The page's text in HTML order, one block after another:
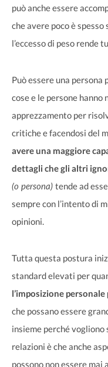
può anche essere
che avere poco è
l’eccesso di peso rende
Può essere una
cose e le persone hanno
apprezzamento per
critiche e facendosi del
avere una maggiore
dettagli che gli altri
(o persona) tende ad
sempre con l’intento di
opinioni.
Tutta questa postura
standard elevati per
l’imposizione
che possano essere
insieme perché
relazioni è che anche
possono non essere